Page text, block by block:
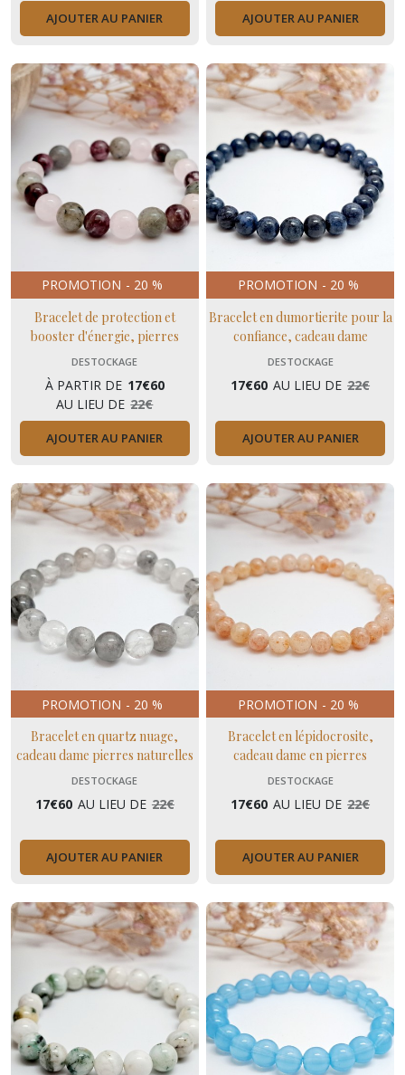
AJOUTER AU PANIER AJOUTER AU PANIER
PROMOTION - 20 %
Bracelet de protection et
booster d'énergie, pierres
naturelles pour dames
DESTOCKAGE
À PARTIR DE 17€60
AU LIEU DE 22€
AJOUTER AU PANIER
PROMOTION - 20 %
Bracelet en dumortierite pour la
confiance, cadeau dame
DESTOCKAGE
17€60 AU LIEU DE 22€
AJOUTER AU PANIER
PROMOTION - 20 %
Bracelet en quartz nuage,
cadeau dame pierres naturelles
anti stress
DESTOCKAGE
17€60 AU LIEU DE 22€
AJOUTER AU PANIER
PROMOTION - 20 %
Bracelet en lépidocrosite,
cadeau dame en pierres
naturelles douces
DESTOCKAGE
17€60 AU LIEU DE 22€
AJOUTER AU PANIER